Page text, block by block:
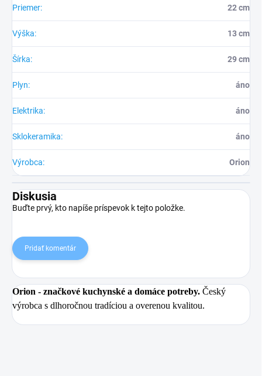
Priemer: 22 cm
Výška: 13 cm
Šírka: 29 cm
Plyn: áno
Elektrika: áno
Sklokeramika: áno
Výrobca: Orion
Diskusia
Buďte prvý, kto napíše príspevok k tejto položke.
Pridať komentár
Orion - značkové kuchynské a domáce potreby. Český
výrobca s dlhoročnou tradíciou a overenou kvalitou.